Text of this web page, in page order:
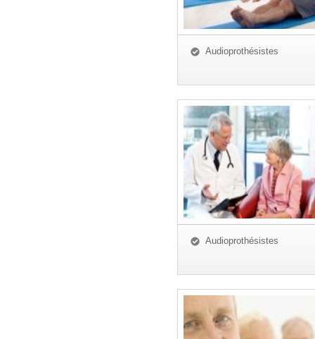
Audioprothésistes
Audioprothésistes